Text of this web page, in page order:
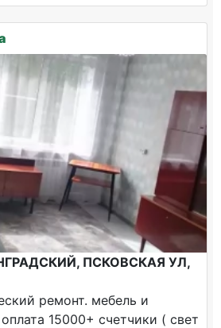
ПСКОВСКАЯ УЛ,
ремонт. мебель и
15000+ счетчики ( свет